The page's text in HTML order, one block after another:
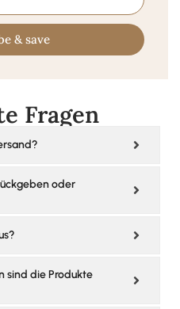
& save
Fragen
oder
sind die Produkte